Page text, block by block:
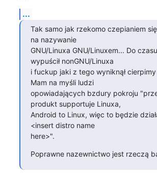
...
Tak samo jak rzekomo czepianiem
na nazywanie
GNU/Linuxa GNU/Linuxem... Do
wypuścił nonGNU/Linuxa
i fuckup jaki z tego wyniknął
Mam na myśli ludzi
opowiadających bzdury pokroju
produkt supportuje Linuxa,
Android to Linux, więc to będzie
<insert distro name
here>".
Poprawne nazewnictwo jest rzeczą